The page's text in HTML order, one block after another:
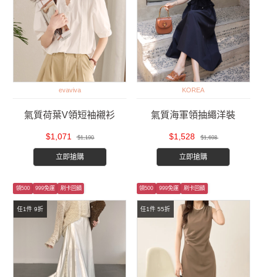
evaviva
氣質荷葉V領短袖襯衫
$1,071 $1,190
立即搶購
KOREA
氣質海軍領抽繩洋裝
$1,528 $1,698
立即搶購
任1件 9折
領500 999免運 刷卡回饋
任1件 55折
領500 999免運 刷卡回饋